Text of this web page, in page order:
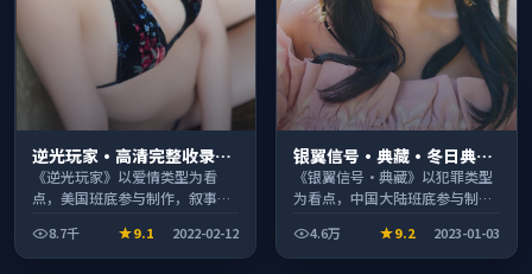
逆光玩家·高清完整收录适
合周末一口气刷完
《逆光玩家》以爱情类型为看
点，美国班底参与制作，叙事完
看。8.7千 9.1 2022-02-12
银翼信号·典藏·冬日典藏
系列温情叙事引人入胜
《银翼信号·典藏》以犯罪类型
为看点，中国大陆班底参与制
休闲时段观看。
4.6万 9.2 2023-01-03